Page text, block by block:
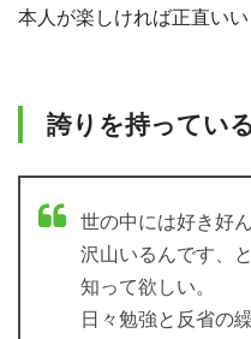
本人が楽しければ正直いい
誇りを持っている
世の中には好き好
沢山いるんです、
知って欲しい。
日々勉強と反省の